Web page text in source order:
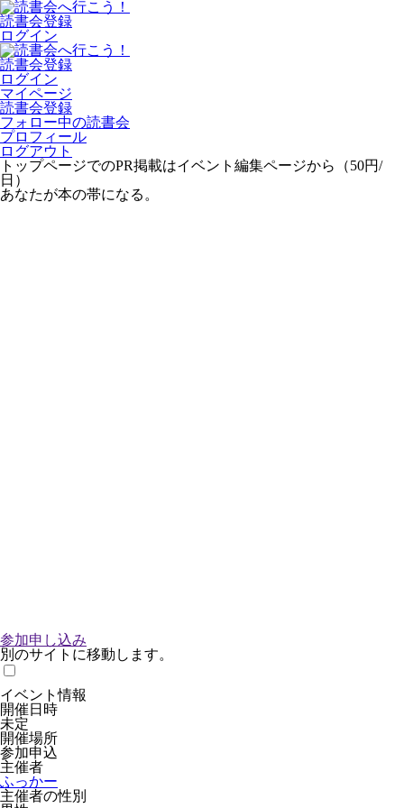
読書会登録
ログイン
読書会登録
ログイン
マイページ
読書会登録
フォロー中の読書会
プロフィール
ログアウト
トップページでのPR掲載はイベント編集ページから（50円/
日）
あなたが本の帯になる。
参加申し込み
別のサイトに移動します。
イベント情報
開催日時
未定
開催場所
参加申込
主催者
ふっかー
主催者の性別